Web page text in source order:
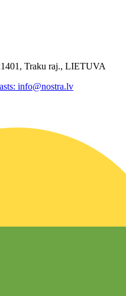
Traku raj., LIETUVA
info@nostra.lv